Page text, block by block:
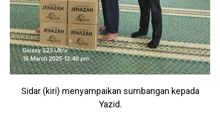
Sidar (kiri) menyampaikan sumbangan kepada
Yazid.